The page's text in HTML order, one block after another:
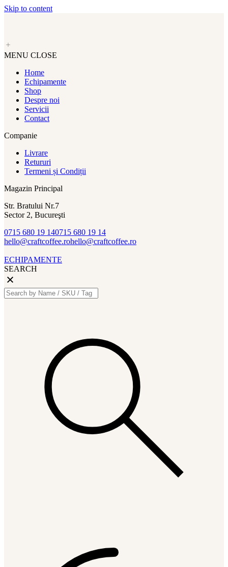
Skip to content
MENU CLOSE
Home
Echipamente
Shop
Despre noi
Servicii
Contact
Companie
Livrare
Retururi
Termeni și Condiții
Magazin Principal
Str. Bratului Nr.7
Sector 2, Bucureşti
0715 680 19 140715 680 19 14
hello@craftcoffee.rohello@craftcoffee.ro
ECHIPAMENTE
SEARCH